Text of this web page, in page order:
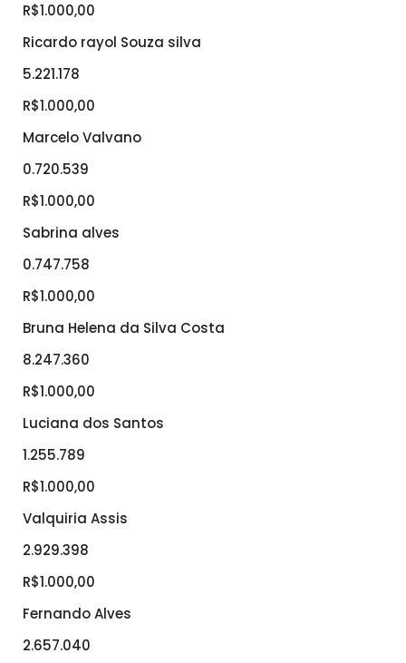
R$1.000,00
Ricardo rayol Souza silva
5.221.178
R$1.000,00
Marcelo Valvano
0.720.539
R$1.000,00
Sabrina alves
0.747.758
R$1.000,00
Bruna Helena da Silva Costa
8.247.360
R$1.000,00
Luciana dos Santos
1.255.789
R$1.000,00
Valquiria Assis
2.929.398
R$1.000,00
Fernando Alves
2.657.040